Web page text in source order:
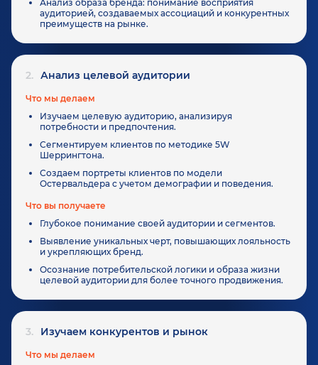
Анализ образа бренда: понимание восприятия
аудиторией, создаваемых ассоциаций и конкурентных
преимуществ на рынке.
2. Анализ целевой аудитории
Что мы делаем
Изучаем целевую аудиторию, анализируя
потребности и предпочтения.
Сегментируем клиентов по методике 5W
Шеррингтона.
Создаем портреты клиентов по модели
Остервальдера с учетом демографии и поведения.
Что вы получаете
Глубокое понимание своей аудитории и сегментов.
Выявление уникальных черт, повышающих лояльность
и укрепляющих бренд.
Осознание потребительской логики и образа жизни
целевой аудитории для более точного продвижения.
3. Изучаем конкурентов и рынок
Что мы делаем